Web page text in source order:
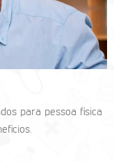
para pessoa física